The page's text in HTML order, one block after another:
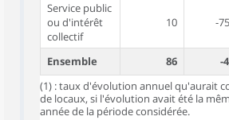
Service public
ou d'intérêt
collectif
10 -
Ensemble 86 -
(1) : taux d'évolution annuel qu'aurait
de locaux, si l'évolution avait été la
année de la période considérée.